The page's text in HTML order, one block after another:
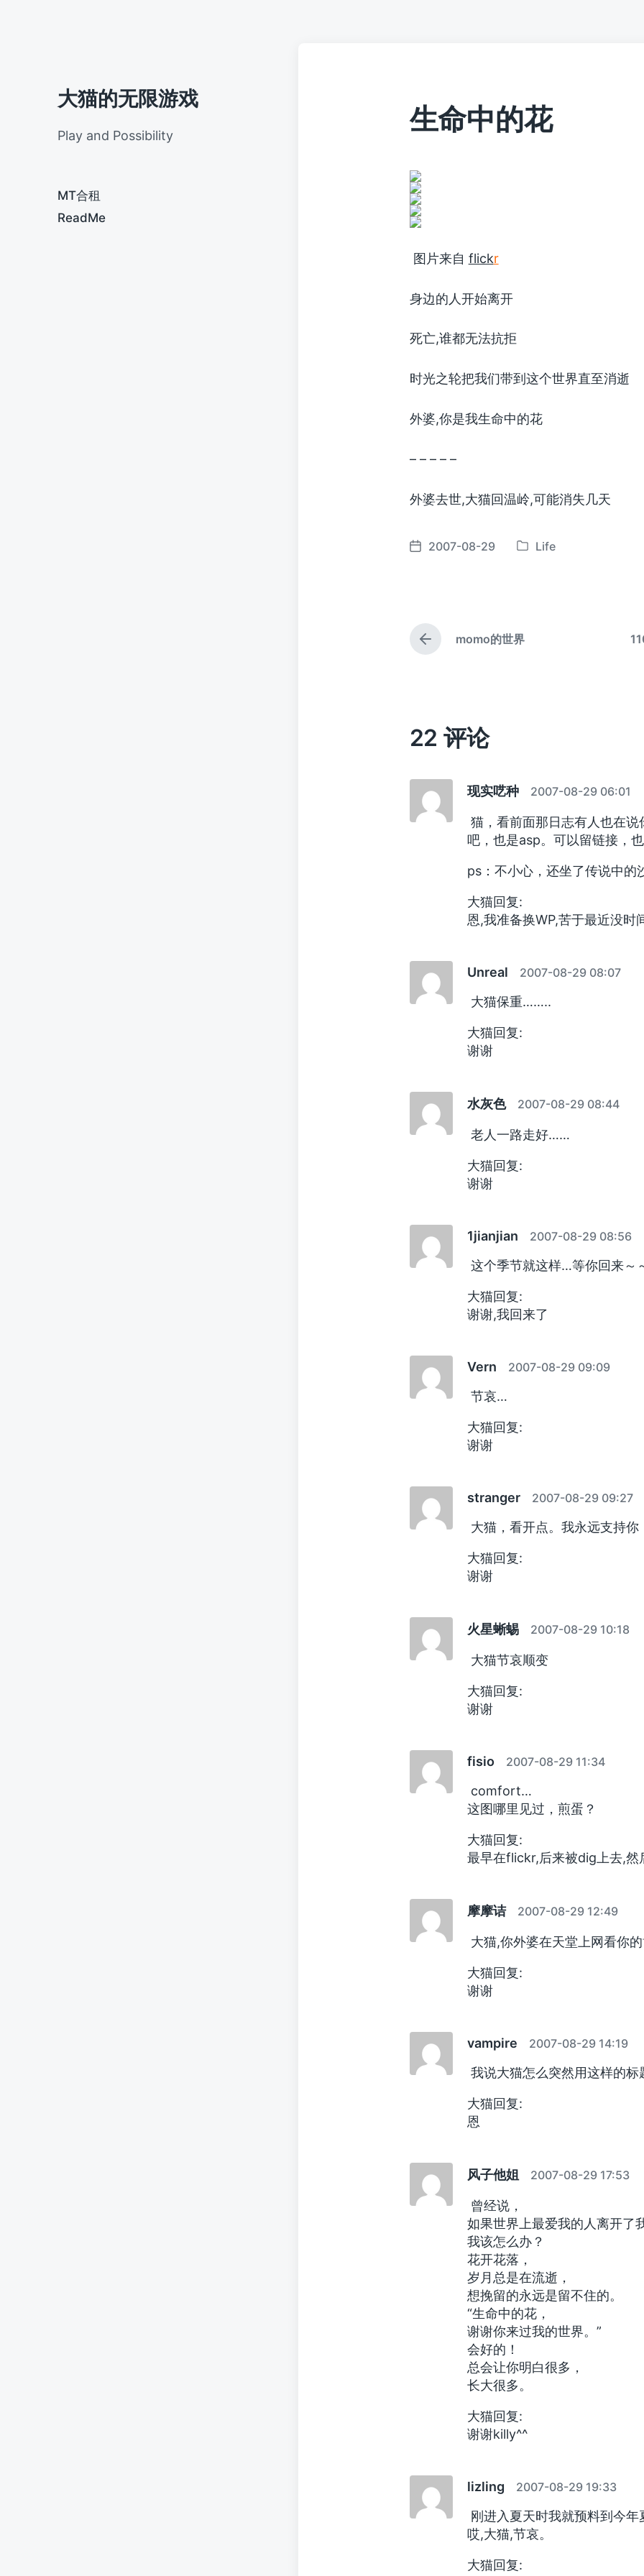
大猫的无限游戏
Play and Possibility
MT合租
ReadMe
生命中的花
图片来自 flickr
身边的人开始离开
死亡,谁都无法抗拒
时光之轮把我们带到这个世界直至消逝
外婆,你是我生命中的花
– – – – –
外婆去世,大猫回温岭,可能消失几天
发
2007-08-29
发
Life
上
篇
momo的世界
22 评论
现实呓种 2007-08-29 06:01
猫，看前面那日志有人也在
吧，也是asp。可以留链接，
ps：不小心，还坐了传说中的
大猫回复:
恩,我准备换WP,苦于最近没时
Unreal 2007-08-29 08:07
大猫保重……..
大猫回复:
谢谢
水灰色 2007-08-29 08:44
老人一路走好……
大猫回复:
谢谢
1jianjian 2007-08-29 08:56
这个季节就这样…等你回来～
大猫回复:
谢谢,我回来了
Vern 2007-08-29 09:09
节哀…
大猫回复:
谢谢
stranger 2007-08-29 09:27
大猫，看开点。我永远支持你
大猫回复:
谢谢
火星蜥蜴 2007-08-29 10:18
大猫节哀顺变
大猫回复:
谢谢
fisio 2007-08-29 11:34
comfort…
这图哪里见过，煎蛋？
大猫回复:
最早在flickr,后来被dig上去,然
摩摩诘 2007-08-29 12:49
大猫,你外婆在天堂上网看你
大猫回复:
谢谢
vampire 2007-08-29 14:19
我说大猫怎么突然用这样的标
大猫回复:
恩
风子他姐 2007-08-29 17:53
曾经说，
如果世界上最爱我的人离开了
我该怎么办？
花开花落，
岁月总是在流逝，
想挽留的永远是留不住的。
“生命中的花，
谢谢你来过我的世界。”
会好的！
总会让你明白很多，
长大很多。
大猫回复:
谢谢killy^^
lizling 2007-08-29 19:33
刚进入夏天时我就预料到今
哎,大猫,节哀。
大猫回复: